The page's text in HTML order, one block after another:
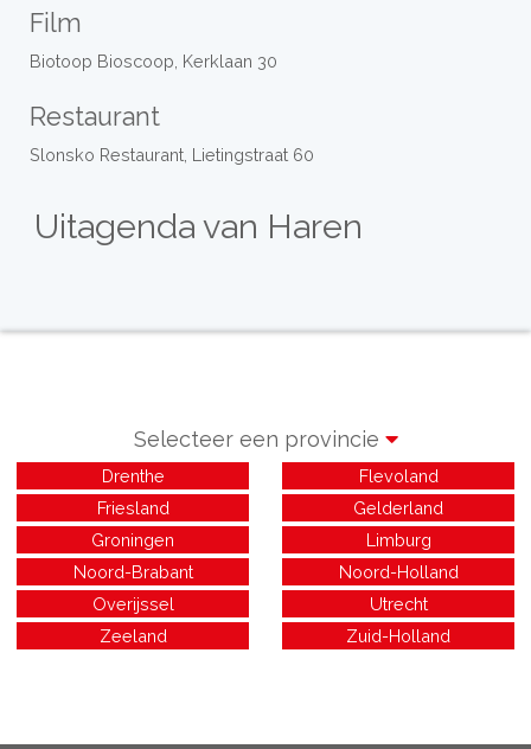
Film
Biotoop Bioscoop, Kerklaan 30
Restaurant
Slonsko Restaurant, Lietingstraat 60
Uitagenda van Haren
Selecteer een provincie
Drenthe
Flevoland
Friesland
Gelderland
Groningen
Limburg
Noord-Brabant
Noord-Holland
Overijssel
Utrecht
Zeeland
Zuid-Holland